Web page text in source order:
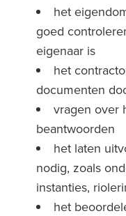
het
goed
eigenaar is
het
documenten
vragen over
beantwoorden
het laten
nodig, zoals
instanties,
het